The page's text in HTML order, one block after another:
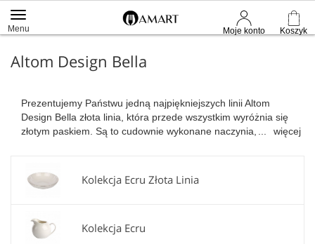
Moje konto Koszyk
Menu
Altom Design Bella
Prezentujemy Państwu jedną najpiękniejszych linii Altom
Design Bella złota linia, która przede wszystkim wyróżnia się
złotym paskiem. Są to cudownie wykonane naczynia, którewięcej
Kolekcja Ecru Złota Linia
Kolekcja Ecru